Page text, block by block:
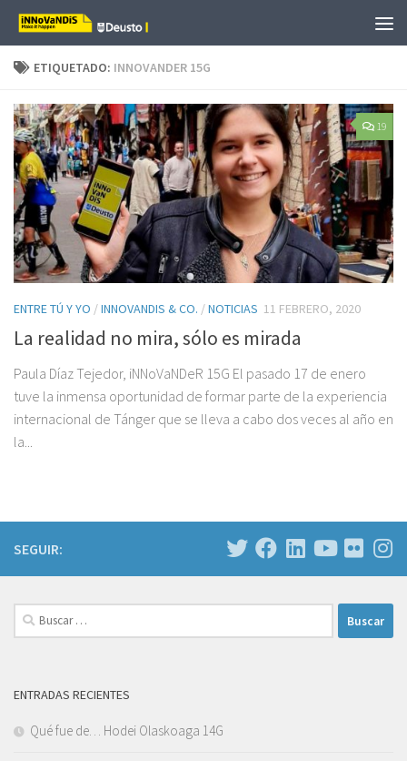
Saltar al contenido
ETIQUETADO: INNOVANDER 15G
19
ENTRE TÚ Y YO /INNOVANDIS & CO. /NOTICIAS 11 FEBRERO, 2020
La realidad no mira, sólo es mirada
Paula Díaz Tejedor, iNNoVaNDeR 15G El pasado 17 de enero
tuve la inmensa oportunidad de formar parte de la experiencia
internacional de Tánger que se lleva a cabo dos veces al año en
la...
SEGUIR:
Buscar:
ENTRADAS RECIENTES
Qué fue de… Hodei Olaskoaga 14G